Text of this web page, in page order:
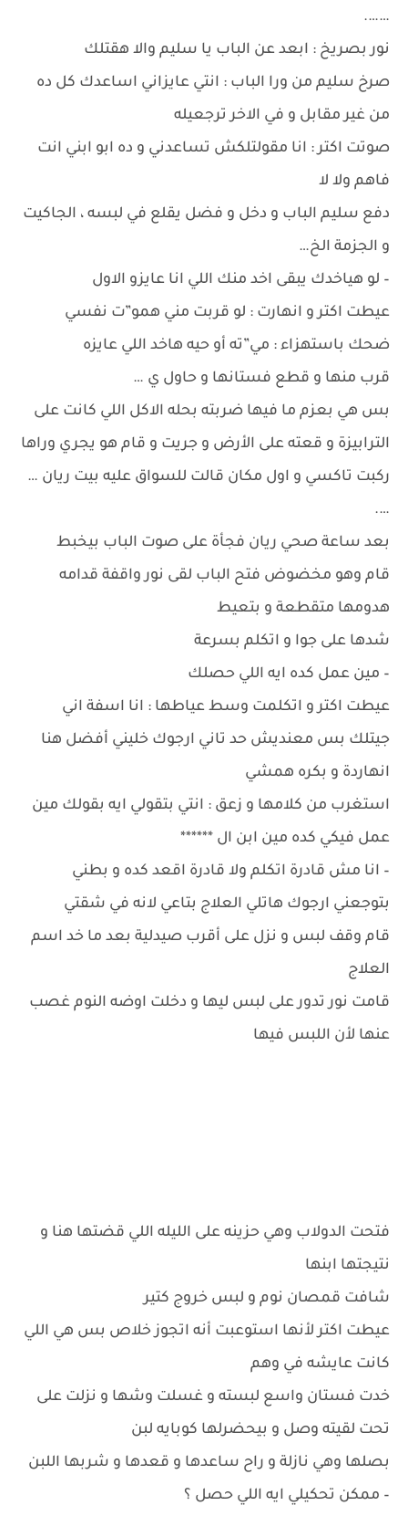
…….
نور بصريخ : ابعد عن الباب يا سليم والا هقتلك
صرخ سليم من ورا الباب : انتي عايزاني اساعدك كل ده
من غير مقابل و في الاخر ترجعيله
صوتت اكتر : انا مقولتلكش تساعدني و ده ابو ابني انت
فاهم ولا لا
دفع سليم الباب و دخل و فضل يقلع في لبسه ، الجاكيت
و الجزمة الخ…
– لو هياخدك يبقى اخد منك اللي انا عايزو الاول
عيطت اكتر و انهارت : لو قربت مني همو”ت نفسي
ضحك باستهزاء : مي”ته أو حيه هاخد اللي عايزه
قرب منها و قطع فستانها و حاول ي …
بس هي بعزم ما فيها ضربته بحله الاكل اللي كانت على
الترابيزة و قعته على الأرض و جريت و قام هو يجري وراها
ركبت تاكسي و اول مكان قالت للسواق عليه بيت ريان …
….
بعد ساعة صحي ريان فجأة على صوت الباب بيخبط
قام وهو مخضوض فتح الباب لقى نور واقفة قدامه
هدومها متقطعة و بتعيط
شدها على جوا و اتكلم بسرعة
– مين عمل كده ايه اللي حصلك
عيطت اكتر و اتكلمت وسط عياطها : انا اسفة اني
جيتلك بس معنديش حد تاني ارجوك خليني أفضل هنا
انهاردة و بكره همشي
استغرب من كلامها و زعق : انتي بتقولي ايه بقولك مين
عمل فيكي كده مين ابن ال ******
– انا مش قادرة اتكلم ولا قادرة اقعد كده و بطني
بتوجعني ارجوك هاتلي العلاج بتاعي لانه في شقتي
قام وقف لبس و نزل على أقرب صيدلية بعد ما خد اسم
العلاج
قامت نور تدور على لبس ليها و دخلت اوضه النوم غصب
عنها لأن اللبس فيها
فتحت الدولاب وهي حزينه على الليله اللي قضتها هنا و
نتيجتها ابنها
شافت قمصان نوم و لبس خروج كتير
عيطت اكتر لأنها استوعبت أنه اتجوز خلاص بس هي اللي
كانت عايشه في وهم
خدت فستان واسع لبسته و غسلت وشها و نزلت على
تحت لقيته وصل و بيحضرلها كوبايه لبن
بصلها وهي نازلة و راح ساعدها و قعدها و شربها اللبن
– ممكن تحكيلي ايه اللي حصل ؟